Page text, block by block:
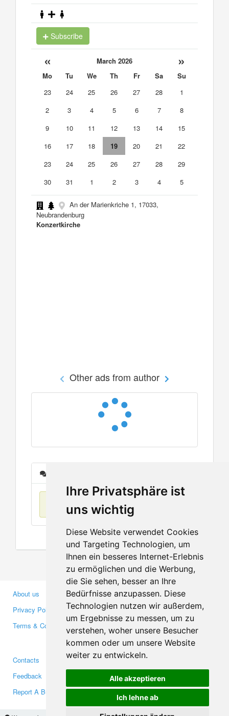
Ihre Privatsphäre ist
uns wichtig
Diese Website verwendet Cookies
und Targeting Technologien, um
Ihnen ein besseres Internet-Erlebnis
zu ermöglichen und die Werbung,
die Sie sehen, besser an Ihre
Bedürfnisse anzupassen. Diese
Technologien nutzen wir außerdem,
um Ergebnisse zu messen, um zu
verstehen, woher unsere Besucher
kommen oder um unsere Website
weiter zu entwickeln.
Alle akzeptieren
Ich lehne ab
Subscribe
« March 2026 »
Mo Tu We Th Fr Sa
Su
23
24 25 26 27 28
1
2
3 4 5 6 7
8
9
10 11 12 13 14
15
16
17 18 19 20 21
22
23
24 25 26 27 28
29
30
31 1 2 3 4 5
An der Marienkriche 1, 17033,
Neubrandenburg
Konzertkirche
Other ads from author
No items found
About us
Privacy Policy
Terms & Conditions
Business Partners
Investors
Media
Contacts
Feedback
Report A Bug
Facebook
Twitter
YouTube
Google+